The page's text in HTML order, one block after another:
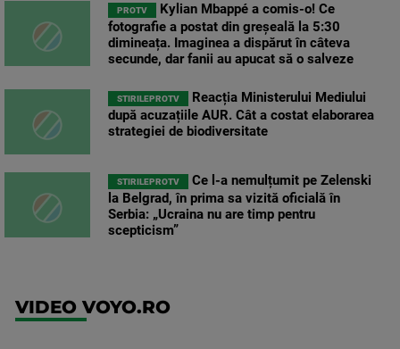
PROTV
Kylian Mbappé a comis-o! Ce
fotografie a postat din greșeală la 5:30
dimineața. Imaginea a dispărut în câteva
secunde, dar fanii au apucat să o salveze
STIRILEPROTV
Reacția Ministerului Mediului
după acuzațiile AUR. Cât a costat elaborarea
strategiei de biodiversitate
STIRILEPROTV
Ce l-a nemulțumit pe Zelenski
la Belgrad, în prima sa vizită oficială în
Serbia: „Ucraina nu are timp pentru
scepticism”
VIDEO VOYO.RO